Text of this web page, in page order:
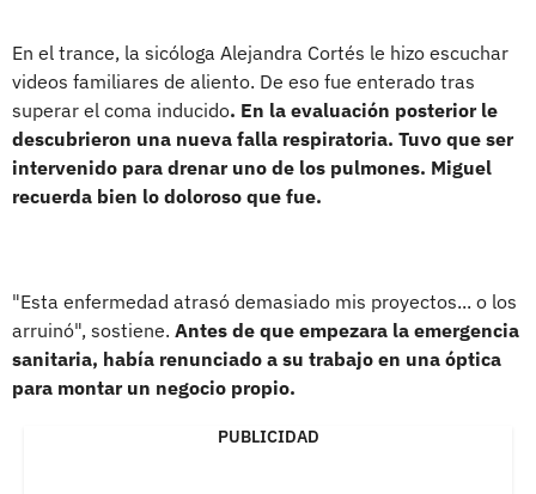
En el trance, la sicóloga Alejandra Cortés le hizo escuchar
videos familiares de aliento. De eso fue enterado tras
superar el coma inducido. En la evaluación posterior le
descubrieron una nueva falla respiratoria. Tuvo que ser
intervenido para drenar uno de los pulmones. Miguel
recuerda bien lo doloroso que fue.
"Esta enfermedad atrasó demasiado mis proyectos... o los
arruinó", sostiene. Antes de que empezara la emergencia
sanitaria, había renunciado a su trabajo en una óptica
para montar un negocio propio.
PUBLICIDAD